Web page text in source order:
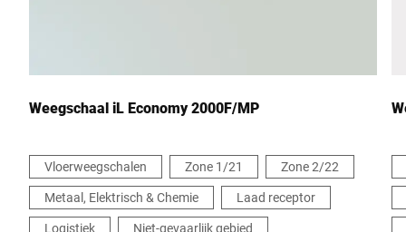
Weegschaal iL Economy 2000F/MP
Vloerweegschalen Zone 1/21
Zone 2/22
Metaal, Elektrisch & Chemie
Laad receptor
Logistiek
Niet-gevaarlijk gebied